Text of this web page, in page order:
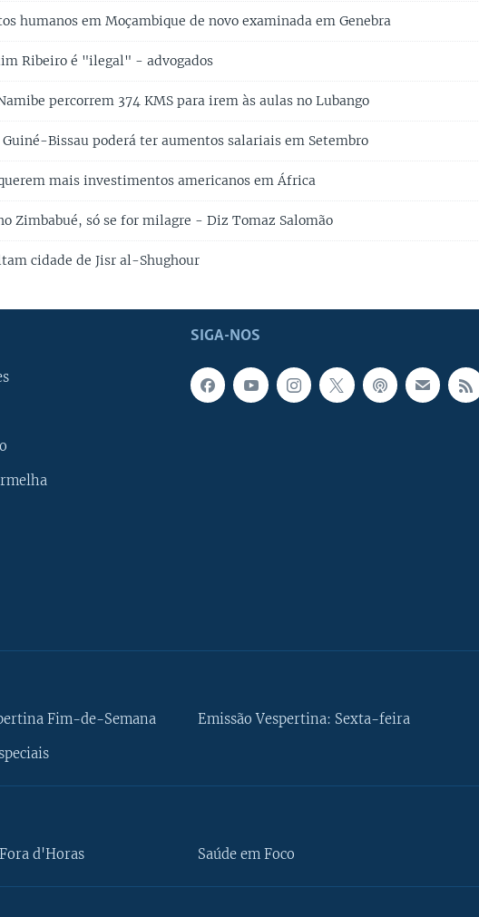
humanos em Moçambique de novo examinada em Genebra
Ribeiro é "ilegal" - advogados
percorrem 374 KMS para irem às aulas no Lubango
Bissau poderá ter aumentos salariais em Setembro
mais investimentos americanos em África
Zimbabué, só se for milagre - Diz Tomaz Salomão
cidade de Jisr al-Shughour
SIGA-NOS
Fim-de-Semana Emissão Vespertina: Sexta-feira
d'Horas Saúde em Foco